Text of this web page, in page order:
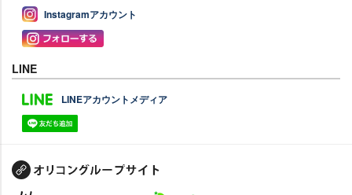
Instagramアカウント
LINE
LINEアカウントメディア